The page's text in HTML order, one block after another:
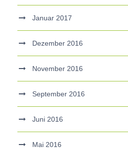
Januar 2017
Dezember 2016
November 2016
September 2016
Juni 2016
Mai 2016